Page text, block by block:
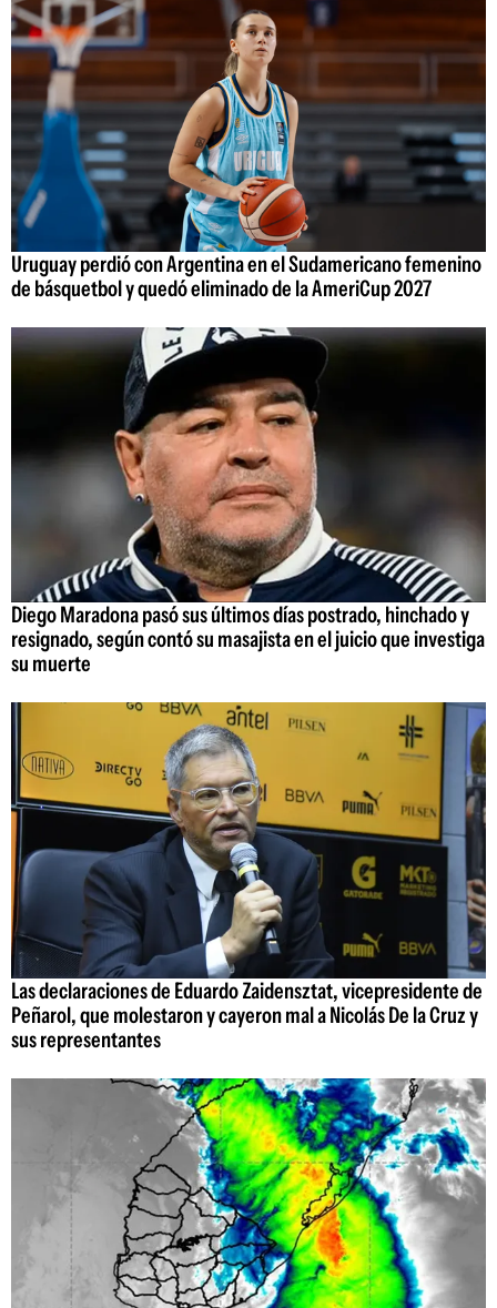
Uruguay perdió con Argentina en el Sudamericano femenino
de básquetbol y quedó eliminado de la AmeriCup 2027
Diego Maradona pasó sus últimos días postrado, hinchado y
resignado, según contó su masajista en el juicio que investiga
su muerte
Las declaraciones de Eduardo Zaidensztat, vicepresidente de
Peñarol, que molestaron y cayeron mal a Nicolás De la Cruz y
sus representantes